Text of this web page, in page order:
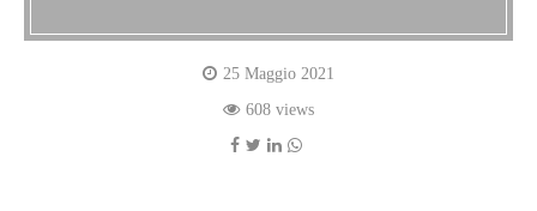
25 Maggio 2021
608 views